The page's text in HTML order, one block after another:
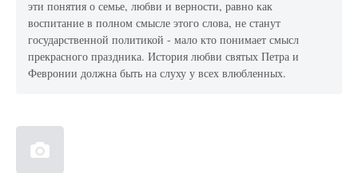
эти понятия о семье, любви и верности, равно как
воспитание в полном смысле этого слова, не станут
государственной политикой - мало кто понимает смысл
прекрасного праздника. История любви святых Петра и
Февронии должна быть на слуху у всех влюбленных.